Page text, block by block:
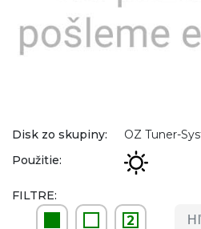
Disk zo skupiny:
OZ Tuner-
Použitie:
FILTRE:
2